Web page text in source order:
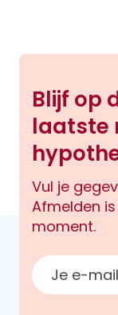
Blijf op
laatste
Vul je
Afmelden
moment.
E-mailadres